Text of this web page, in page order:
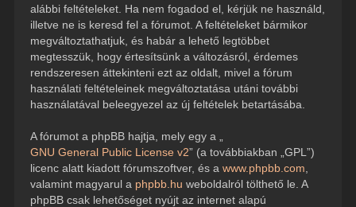
alábbi feltételeket. Ha nem fogadod el, kérjük ne használd,
illetve ne is keresd fel a fórumot. A feltételeket bármikor
megváltoztathatjuk, és habár a lehető legtöbbet
megtesszük, hogy értesítsünk a változásról, érdemes
rendszeresen áttekinteni ezt az oldalt, mivel a fórum
használati feltételeinek megváltoztatása utáni további
használatával beleegyezel az új feltételek betartásába.
A fórumot a phpBB hajtja, mely egy a „
GNU General Public License v2” (a továbbiakban „GPL”)
licenc alatt kiadott fórumszoftver, és a www.phpbb.com
valamint magyarul a phpbb.hu weboldalról tölthető le. A
phpBB csak lehetőséget nyújt az internet alapú